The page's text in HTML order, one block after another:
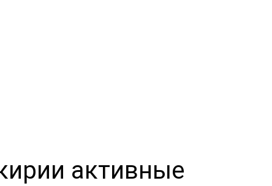
активные